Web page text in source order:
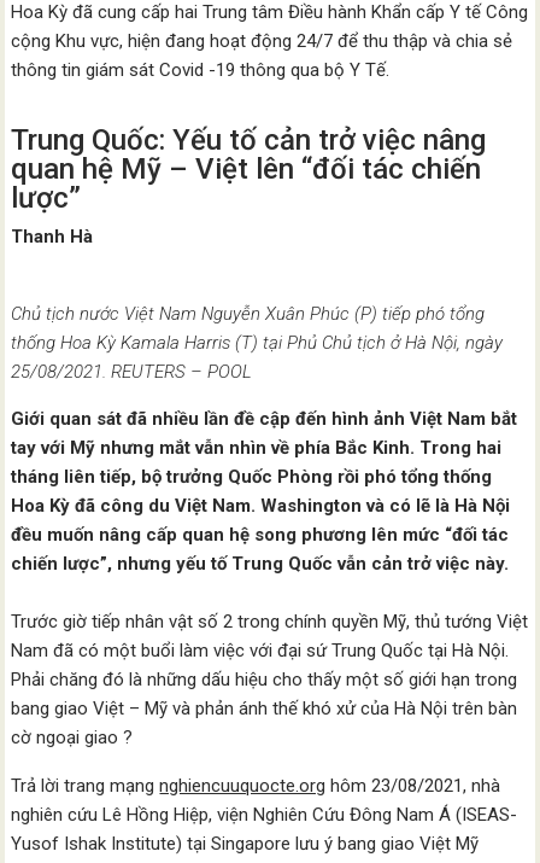
Hoa Kỳ đã cung cấp hai Trung tâm Điều hành Khẩn cấp Y tế Công
cộng Khu vực, hiện đang hoạt động 24/7 để thu thập và chia sẻ
thông tin giám sát Covid -19 thông qua bộ Y Tế.
Trung Quốc: Yếu tố cản trở việc nâng
quan hệ Mỹ – Việt lên “đối tác chiến
lược”
Thanh Hà
Chủ tịch nước Việt Nam Nguyễn Xuân Phúc (P) tiếp phó tổng
thống Hoa Kỳ Kamala Harris (T) tại Phủ Chủ tịch ở Hà Nội, ngày
25/08/2021. REUTERS – POOL
Giới quan sát đã nhiều lần đề cập đến hình ảnh Việt Nam bắt
tay với Mỹ nhưng mắt vẫn nhìn về phía Bắc Kinh. Trong hai
tháng liên tiếp, bộ trưởng Quốc Phòng rồi phó tổng thống
Hoa Kỳ đã công du Việt Nam. Washington và có lẽ là Hà Nội
đều muốn nâng cấp quan hệ song phương lên mức “đối tác
chiến lược”, nhưng yếu tố Trung Quốc vẫn cản trở việc này.
Trước giờ tiếp nhân vật số 2 trong chính quyền Mỹ, thủ tướng Việt
Nam đã có một buổi làm việc với đại sứ Trung Quốc tại Hà Nội.
Phải chăng đó là những dấu hiệu cho thấy một số giới hạn trong
bang giao Việt – Mỹ và phản ánh thế khó xử của Hà Nội trên bàn
cờ ngoại giao ?
Trả lời trang mạngnghiencuuquocte.org hôm 23/08/2021, nhà
nghiên cứu Lê Hồng Hiệp, viện Nghiên Cứu Đông Nam Á (ISEAS-
Yusof Ishak Institute) tại Singapore lưu ý bang giao Việt Mỹ